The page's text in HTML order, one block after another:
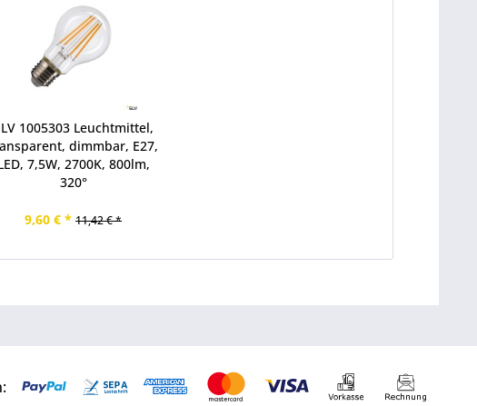
1005303 Leuchtmittel,
dimmbar, E27,
7,5W, 2700K, 800lm,
320°
9,60 € * 11,42 € *